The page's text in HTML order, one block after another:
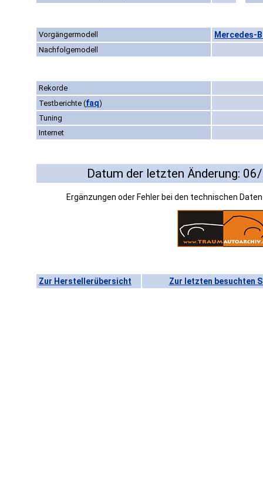
Vorgängermodell Mercedes-
Nachfolgemodell
Rekorde
Testberichte (faq)
Tuning
Internet
Datum der letzten Änderung:
Ergänzungen oder Fehler bei den technischen
Zur Herstellerübersicht Zur letzten besuchten